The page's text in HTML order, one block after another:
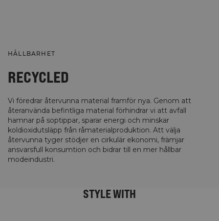
HÅLLBARHET
RECYCLED
Vi föredrar återvunna material framför nya. Genom att
återanvända befintliga material förhindrar vi att avfall
hamnar på soptippar, sparar energi och minskar
koldioxidutsläpp från råmaterialproduktion. Att välja
återvunna tyger stödjer en cirkulär ekonomi, främjar
ansvarsfull konsumtion och bidrar till en mer hållbar
modeindustri.
STYLE WITH